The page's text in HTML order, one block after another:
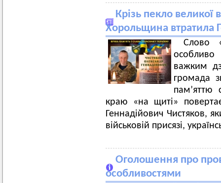
Крізь пекло великої
Хорольщина втратила
Слово
особливо
важким
громада
пам’яттю
краю «на щиті»
Геннадійович Чистяков,
військовій присязі,
Оголошення про
особливостями